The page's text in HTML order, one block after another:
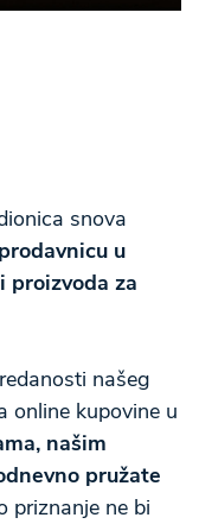
snova
u
proizvoda za
našeg
online kupovine u
našim
pružate
priznanje ne bi